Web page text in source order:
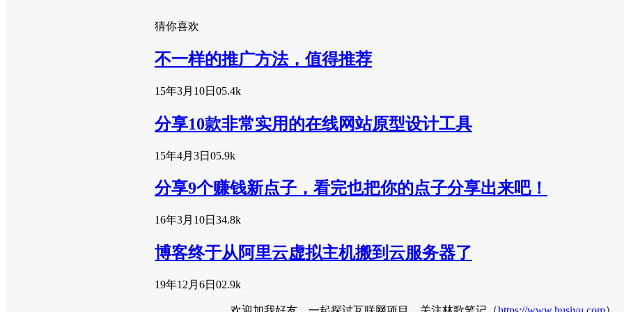
猜你喜欢
不一样的推广方法，值得推荐
15年3月10日 05.4k
分享10款非常实用的在线网站原型设计工具
15年4月3日 05.9k
分享9个赚钱新点子，看完也把你的点子分享出来吧！
16年3月10日 34.8k
博客终于从阿里云虚拟主机搬到云服务器了
19年12月6日 02.9k